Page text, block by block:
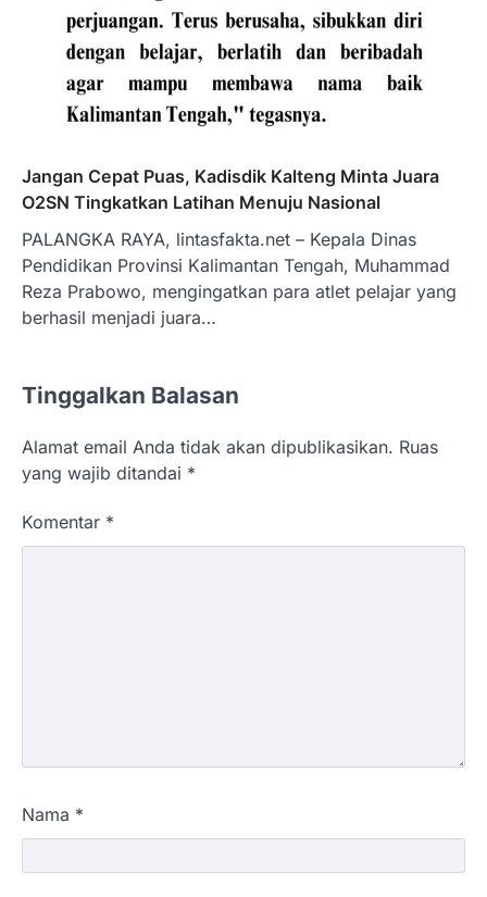
Jangan Cepat Puas, Kadisdik Kalteng Minta Juara
O2SN Tingkatkan Latihan Menuju Nasional
PALANGKA RAYA, lintasfakta.net – Kepala Dinas
Pendidikan Provinsi Kalimantan Tengah, Muhammad
Reza Prabowo, mengingatkan para atlet pelajar yang
berhasil menjadi juara…
Tinggalkan Balasan
Alamat email Anda tidak akan dipublikasikan. Ruas
yang wajib ditandai *
Komentar *
Nama *